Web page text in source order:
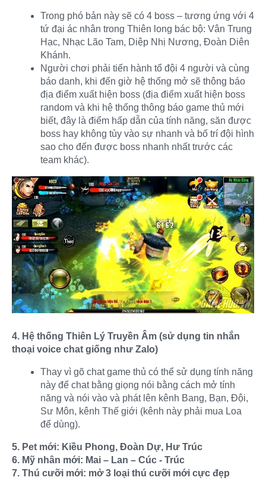
Trong phó bản này sẽ có 4 boss – tương ứng với 4
tứ đại ác nhân trong Thiên long bác bộ: Vân Trung
Hạc, Nhạc Lão Tam, Diệp Nhị Nương, Đoàn Diên
Khánh.
Người chơi phải tiến hành tổ đội 4 người và cùng
báo danh, khi đến giờ hệ thống mở sẽ thông báo
địa điểm xuất hiện boss (địa điểm xuất hiện boss
random và khi hệ thống thông báo game thủ mới
biết, đây là điểm hấp dẫn của tính năng, săn được
boss hay không tùy vào sự nhanh và bố trí đội hình
sao cho đến được boss nhanh nhất trước các
team khác).
4. Hệ thống Thiên Lý Truyền Âm (sử dụng tin nhắn
thoại voice chat giống như Zalo)
Thay vì gõ chat game thủ có thể sử dụng tính năng
này để chat bằng giọng nói bằng cách mở tính
năng và nói vào và phát lên kênh Bang, Bạn, Đội,
Sư Môn, kênh Thế giới (kênh này phải mua Loa
để dùng).
5. Pet mới: Kiều Phong, Đoàn Dự, Hư Trúc
6. Mỹ nhân mới: Mai – Lan – Cúc - Trúc
7. Thú cưỡi mới: mở 3 loại thú cưỡi mới cực đẹp